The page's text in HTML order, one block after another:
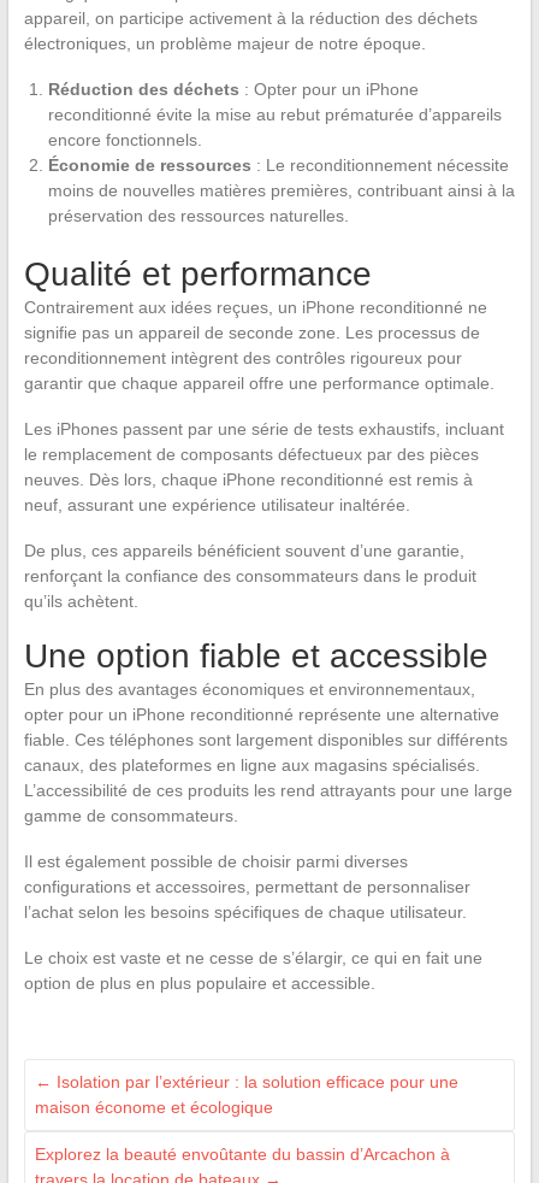
appareil, on participe activement à la réduction des déchets
électroniques, un problème majeur de notre époque.
Réduction des déchets : Opter pour un iPhone
reconditionné évite la mise au rebut prématurée d’appareils
encore fonctionnels.
Économie de ressources : Le reconditionnement nécessite
moins de nouvelles matières premières, contribuant ainsi à la
préservation des ressources naturelles.
Qualité et performance
Contrairement aux idées reçues, un iPhone reconditionné ne
signifie pas un appareil de seconde zone. Les processus de
reconditionnement intègrent des contrôles rigoureux pour
garantir que chaque appareil offre une performance optimale.
Les iPhones passent par une série de tests exhaustifs, incluant
le remplacement de composants défectueux par des pièces
neuves. Dès lors, chaque iPhone reconditionné est remis à
neuf, assurant une expérience utilisateur inaltérée.
De plus, ces appareils bénéficient souvent d’une garantie,
renforçant la confiance des consommateurs dans le produit
qu’ils achètent.
Une option fiable et accessible
En plus des avantages économiques et environnementaux,
opter pour un iPhone reconditionné représente une alternative
fiable. Ces téléphones sont largement disponibles sur différents
canaux, des plateformes en ligne aux magasins spécialisés.
L’accessibilité de ces produits les rend attrayants pour une large
gamme de consommateurs.
Il est également possible de choisir parmi diverses
configurations et accessoires, permettant de personnaliser
l’achat selon les besoins spécifiques de chaque utilisateur.
Le choix est vaste et ne cesse de s’élargir, ce qui en fait une
option de plus en plus populaire et accessible.
← Isolation par l’extérieur : la solution efficace pour une
maison économe et écologique
Explorez la beauté envoûtante du bassin d’Arcachon à